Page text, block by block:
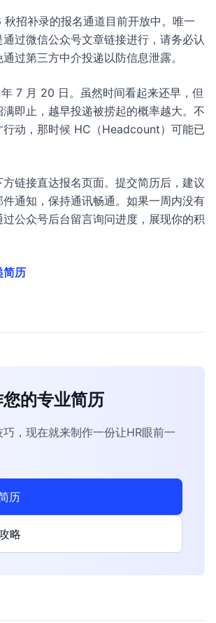
招补录的报名通道目前开放中。唯一
过微信公众号文章链接进行，请务必认
过第三方中介投递以防信息泄露。
7 月 20 日。虽然时间看起来还早，但
即止，越早投递被捞起的概率越大。不
行动，那时候 HC（Headcount）可能已
方链接直达报名页面。提交简历后，建议
通知，保持通讯畅通。如果一周内没有
公众号后台留言询问进度，展现你的积
简历
的专业简历
，现在就来制作一份让HR眼前一
历
略